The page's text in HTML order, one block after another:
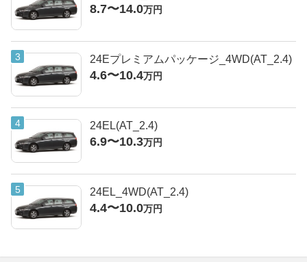
8.7〜14.0万円
24Eプレミアムパッケージ_4WD(AT_2.4)
4.6〜10.4万円
24EL(AT_2.4)
6.9〜10.3万円
24EL_4WD(AT_2.4)
4.4〜10.0万円